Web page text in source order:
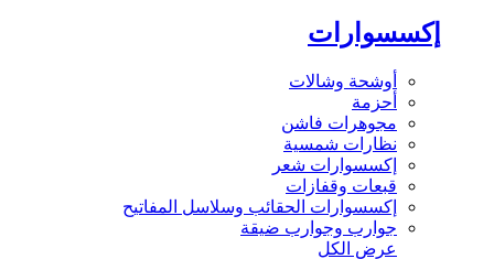
إكسسوارات
أوشحة وشالات
أحزمة
مجوهرات فاشن
نظارات شمسية
إكسسوارات شعر
قبعات وقفازات
إكسسوارات الحقائب وسلاسل المفاتيح
جوارب وجوارب ضيقة
عرض الكل